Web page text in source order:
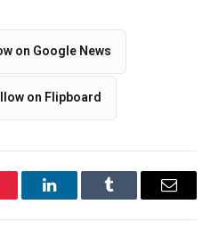
on Google News
on Flipboard
LinkedInTumblr Email